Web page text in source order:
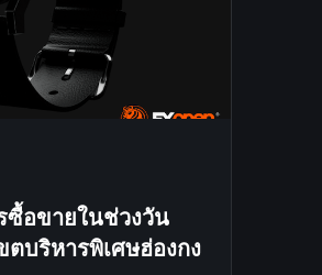
ซื้อขายในช่วงวัน
บริหารพิเศษฮ่องกง